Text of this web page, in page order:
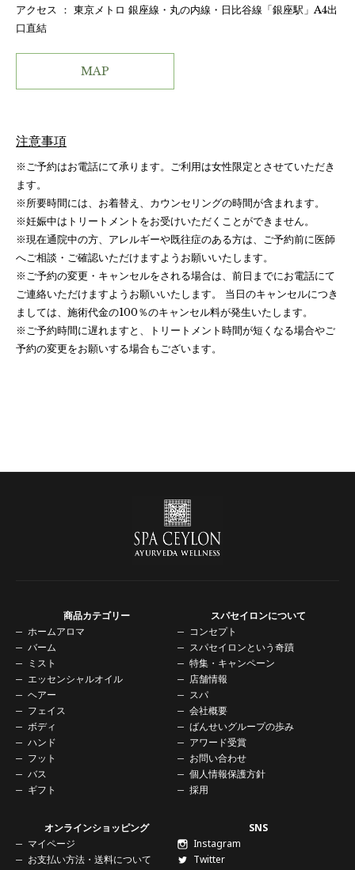
アクセス ： 東京メトロ 銀座線・丸の内線・日比谷線「銀座駅」A4出
口直結
MAP
注意事項
※ご予約はお電話にて承ります。ご利用は女性限定とさせていただき
ます。
※所要時間には、お着替え、カウンセリングの時間が含まれます。
※妊娠中はトリートメントをお受けいただくことができません。
※現在通院中の方、アレルギーや既往症のある方は、ご予約前に医師
へご相談・ご確認いただけますようお願いいたします。
※ご予約の変更・キャンセルをされる場合は、前日までにお電話にて
ご連絡いただけますようお願いいたします。 当日のキャンセルにつき
ましては、施術代金の100％のキャンセル料が発生いたします。
※ご予約時間に遅れますと、トリートメント時間が短くなる場合やご
予約の変更をお願いする場合もございます。
商品カテゴリー
ホームアロマ
バーム
ミスト
エッセンシャルオイル
ヘアー
フェイス
ボディ
ハンド
フット
バス
ギフト
スパセイロンについて
コンセプト
スパセイロンという奇蹟
特集・キャンペーン
店舗情報
スパ
会社概要
ばんせいグループの歩み
アワード受賞
お問い合わせ
個人情報保護方針
採用
オンラインショッピング
マイページ
お支払い方法・送料について
SNS
Instagram
Twitter